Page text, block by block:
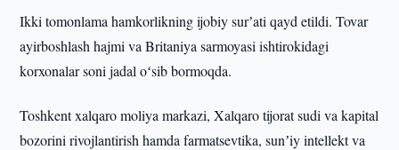
Ikki tomonlama hamkorlikning ijobiy surʼati qayd etildi. Tovar
ayirboshlash hajmi va Britaniya sarmoyasi ishtirokidagi
korxonalar soni jadal oʻsib bormoqda.
Toshkent xalqaro moliya markazi, Xalqaro tijorat sudi va kapital
bozorini rivojlantirish hamda farmatsevtika, sunʼiy intellekt va